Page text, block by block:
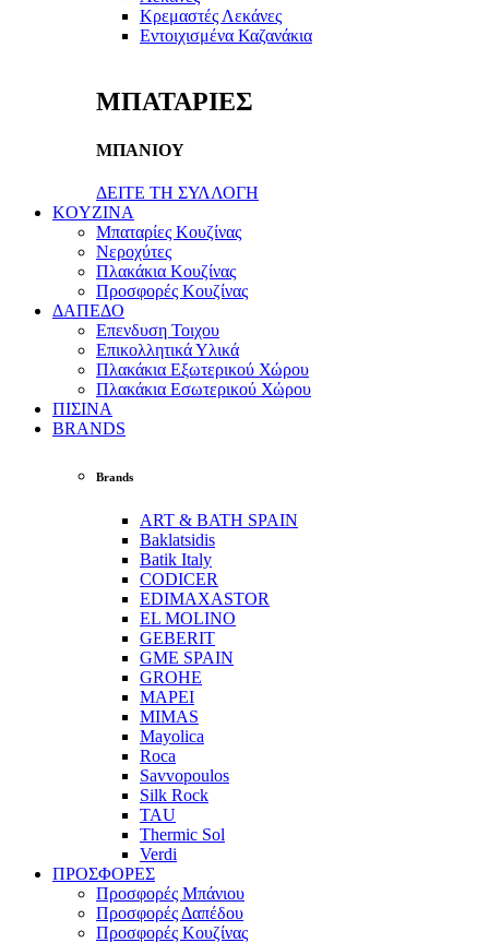
Κρεμαστές Λεκάνες
Εντοιχισμένα Καζανάκια
ΜΠΑΤΑΡΙΕΣ
ΜΠΑΝΙΟΥ
ΔΕΙΤΕ ΤΗ ΣΥΛΛΟΓΗ
KOYZINA
Μπαταρίες Κουζίνας
Νεροχύτες
Πλακάκια Κουζίνας
Προσφορές Κουζίνας
ΔΑΠΕΔΟ
Επενδυση Τοιχου
Επικολλητικά Υλικά
Πλακάκια Εξωτερικού Χώρου
Πλακάκια Εσωτερικού Χώρου
ΠΙΣΙΝΑ
BRANDS
Brands
ART & BATH SPAIN
Baklatsidis
Batik Italy
CODICER
EDIMAXASTOR
EL MOLINO
GEBERIT
GME SPAIN
GROHE
MAPEI
MIMAS
Mayolica
Roca
Savvopoulos
Silk Rock
TAU
Thermic Sol
Verdi
ΠΡΟΣΦΟΡΕΣ
Προσφορές Μπάνιου
Προσφορές Δαπέδου
Προσφορές Κουζίνας